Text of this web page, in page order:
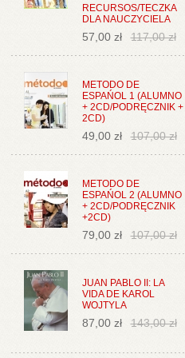
RECURSOS/TECZKA
DLA NAUCZYCIELA
57,00 zł 117,00 zł
METODO DE
ESPAŃOL 1 (ALUMNO
+ 2CD/PODRĘCZNIK +
2CD)
49,00 zł 107,00 zł
METODO DE
ESPAŃOL 2 (ALUMNO
+ 2CD/PODRĘCZNIK
+2CD)
79,00 zł 107,00 zł
JUAN PABLO II: LA
VIDA DE KAROL
WOJTYLA
87,00 zł 143,00 zł